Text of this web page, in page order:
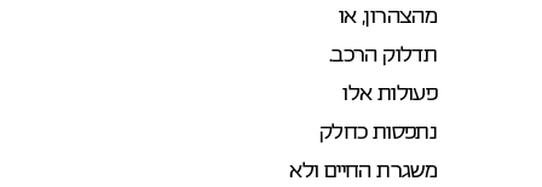
מהצהרון, או
תדלוק הרכב.
פעולות אלו
נתפסות כחלק
משגרת החיים ולא